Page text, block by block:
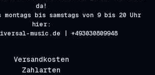
da!
bis samstags von 9 bis 20 Uhr
hier:
music.de | +493030809948
Versandkosten
Zahlarten